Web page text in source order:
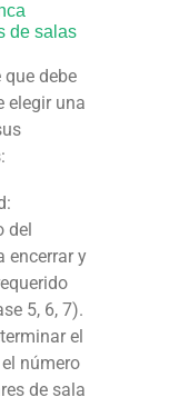
de salas
debe
elegir una
del
encerrar y
5, 6, 7).
el
número
de sala